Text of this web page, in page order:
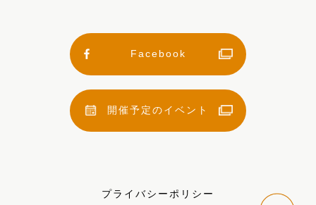
Facebook
開催予定のイベント
プライバシーポリシー